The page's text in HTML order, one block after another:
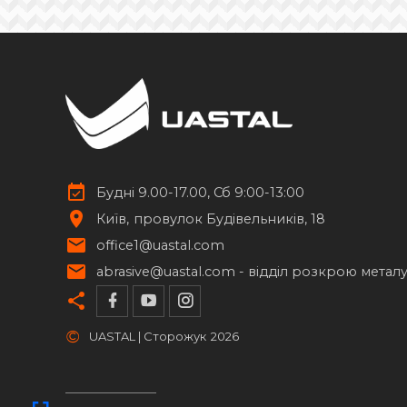
Будні 9.00-17.00, Сб 9:00-13:00
Київ
провулок Будівельників, 18
office1@uastal.com
abrasive@uastal.com - відділ розкрою металу
© UASTAL | Сторожук 2026